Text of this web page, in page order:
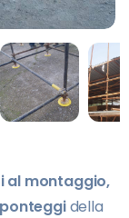
al montaggio,
della